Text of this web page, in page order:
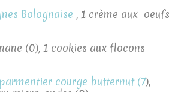
Bolognaise , 1 crème aux oeufs
(0), 1 cookies aux flocons
courge butternut (7),